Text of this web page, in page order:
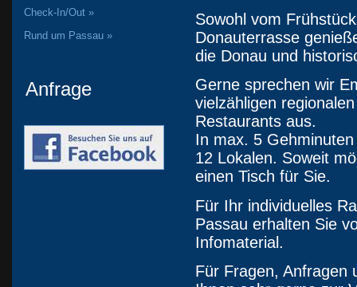
Check-In/Out »
Rund um Passau »
Anfrage
Sowohl vom
Donauterrasse
die Donau und
Gerne sprechen wir
vielzähligen
Restaurants aus.
In max. 5
12 Lokalen. Soweit
einen Tisch für Sie.
Für Ihr individuelles
Passau erhalten Sie
Infomaterial.
Für Fragen, Anfragen